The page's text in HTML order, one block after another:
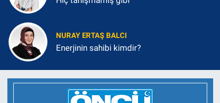
NURAY ERTAŞ BALCI
Enerjinin sahibi kimdir?